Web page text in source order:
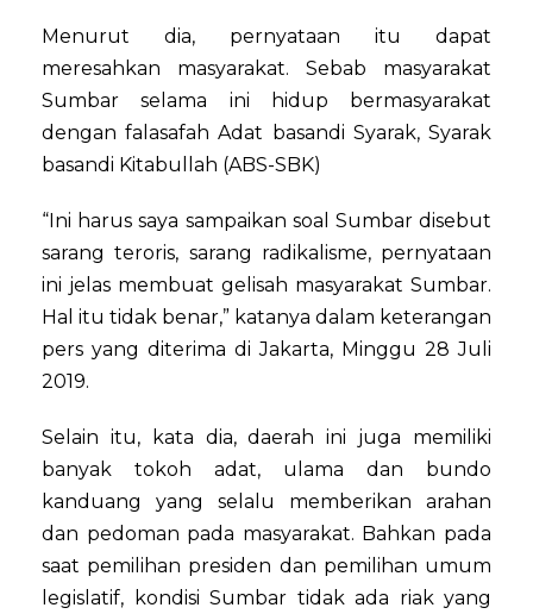
Menurut dia, pernyataan itu dapat
meresahkan masyarakat. Sebab masyarakat
Sumbar selama ini hidup bermasyarakat
dengan falasafah Adat basandi Syarak, Syarak
basandi Kitabullah (ABS-SBK)
“Ini harus saya sampaikan soal Sumbar disebut
sarang teroris, sarang radikalisme, pernyataan
ini jelas membuat gelisah masyarakat Sumbar.
Hal itu tidak benar,” katanya dalam keterangan
pers yang diterima di Jakarta, Minggu 28 Juli
2019.
Selain itu, kata dia, daerah ini juga memiliki
banyak tokoh adat, ulama dan bundo
kanduang yang selalu memberikan arahan
dan pedoman pada masyarakat. Bahkan pada
saat pemilihan presiden dan pemilihan umum
legislatif, kondisi Sumbar tidak ada riak yang